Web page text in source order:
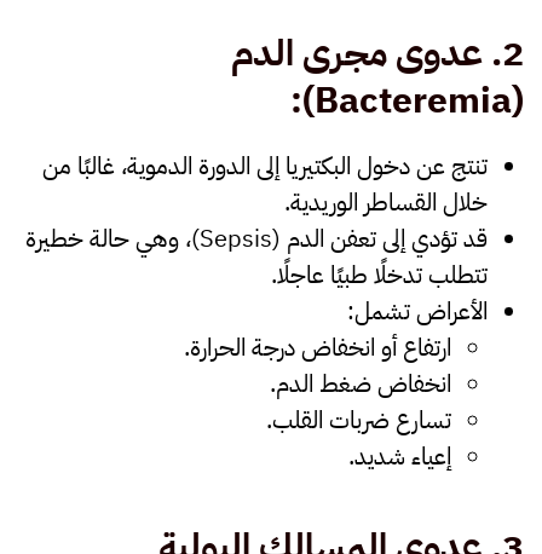
2. عدوى مجرى الدم
(Bacteremia):
تنتج عن دخول البكتيريا إلى الدورة الدموية، غالبًا من
خلال القساطر الوريدية.
قد تؤدي إلى تعفن الدم (Sepsis)، وهي حالة خطيرة
تتطلب تدخلًا طبيًا عاجلًا.
الأعراض تشمل:
ارتفاع أو انخفاض درجة الحرارة.
انخفاض ضغط الدم.
تسارع ضربات القلب.
إعياء شديد.